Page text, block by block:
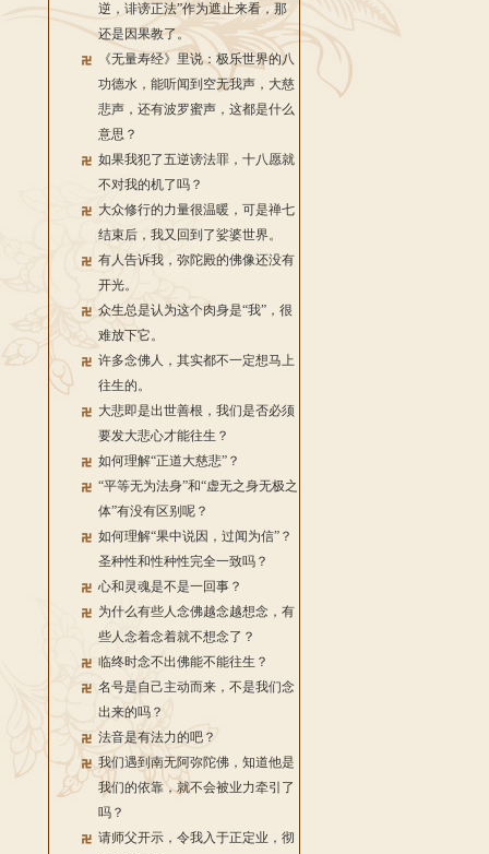
逆，诽谤正法”作为遮止来看，那
还是因果教了。
《无量寿经》里说：极乐世界的八
功德水，能听闻到空无我声，大慈
悲声，还有波罗蜜声，这都是什么
意思？
如果我犯了五逆谤法罪，十八愿就
不对我的机了吗？
大众修行的力量很温暖，可是禅七
结束后，我又回到了娑婆世界。
有人告诉我，弥陀殿的佛像还没有
开光。
众生总是认为这个肉身是“我”，很
难放下它。
许多念佛人，其实都不一定想马上
往生的。
大悲即是出世善根，我们是否必须
要发大悲心才能往生？
如何理解“正道大慈悲”？
“平等无为法身”和“虚无之身无极之
体”有没有区别呢？
如何理解“果中说因，过闻为信”？
圣种性和性种性完全一致吗？
心和灵魂是不是一回事？
为什么有些人念佛越念越想念，有
些人念着念着就不想念了？
临终时念不出佛能不能往生？
名号是自己主动而来，不是我们念
出来的吗？
法音是有法力的吧？
我们遇到南无阿弥陀佛，知道他是
我们的依靠，就不会被业力牵引了
吗？
请师父开示，令我入于正定业，彻